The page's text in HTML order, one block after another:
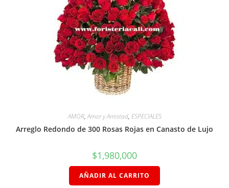
AMOR,Amor y Amistad, ESPECIALES
Arreglo Redondo de 300 Rosas Rojas en Canasto de Lujo
$1,980,000
AÑADIR AL CARRITO